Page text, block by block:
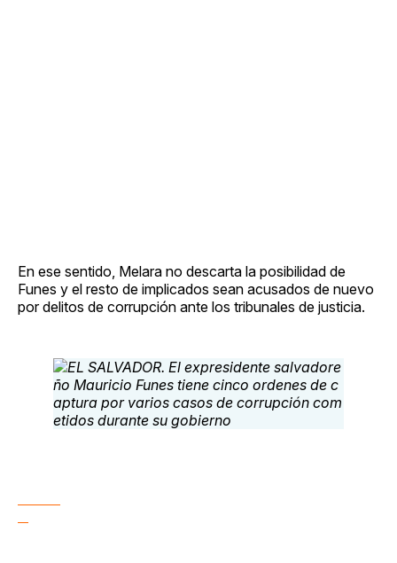
En ese sentido, Melara no descarta la posibilidad de
Funes y el resto de implicados sean acusados de nuevo
por delitos de corrupción ante los tribunales de justicia.